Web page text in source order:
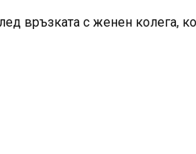
връзката с женен колега,